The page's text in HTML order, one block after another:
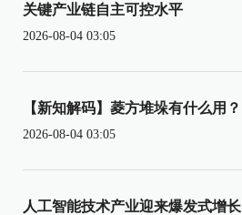
关键产业链自主可控水平
2026-08-04 03:05
【新知解码】菱方堆垛有什么用？
2026-08-04 03:05
人工智能技术产业迎来爆发式增长